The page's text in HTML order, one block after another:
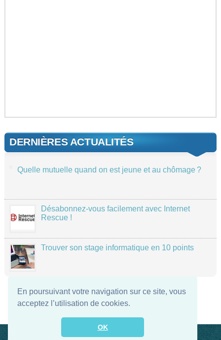
En poursuivant votre navigation sur ce site, vous
acceptez l’utilisation de cookies.
OK
DERNIÈRES ACTUALITÉS
Quelle mutuelle quand on est jeune et au chômage ?
Désabonnez-vous facilement avec Internet
Rescue !
Trouver son stage informatique en 10 points